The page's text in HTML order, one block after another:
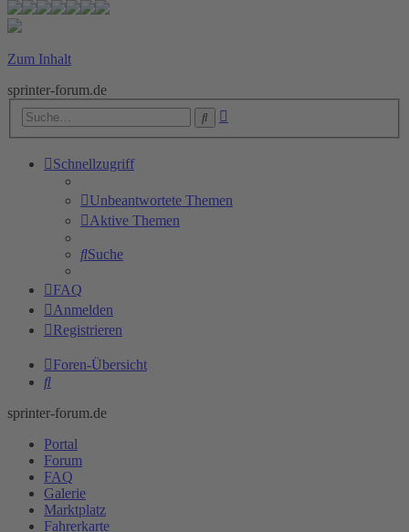
Zum Inhalt
sprinter-forum.de
Suche
Schnellzugriff
Unbeantwortete Themen
Aktive Themen
Suche
FAQ
Anmelden
Registrieren
Foren-Übersicht
Suche
sprinter-forum.de
Portal
Forum
FAQ
Galerie
Marktplatz
Fahrerkarte